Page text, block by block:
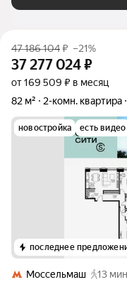
47 186 104₽ –21%
37 277 024₽
от 169 509 ₽ в месяц
82 м²
2-комн. квартира
новостройка есть видео
последнее
Моссельмаш
13